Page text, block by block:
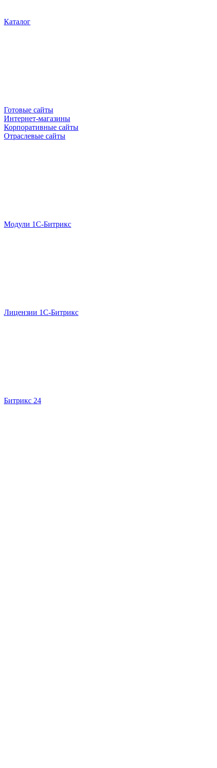
Каталог
Готовые сайты
Интернет-магазины
Корпоративные сайты
Отраслевые сайты
Модули 1С-Битрикс
Лицензии 1С-Битрикс
Битрикс 24